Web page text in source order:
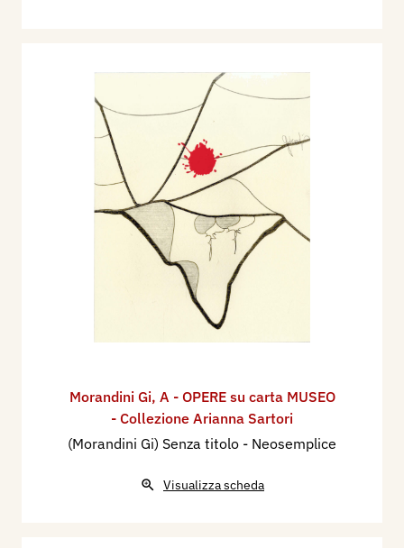
Morandini Gi, A - OPERE su carta MUSEO
- Collezione Arianna Sartori
(Morandini Gi) Senza titolo - Neosemplice
Visualizza scheda